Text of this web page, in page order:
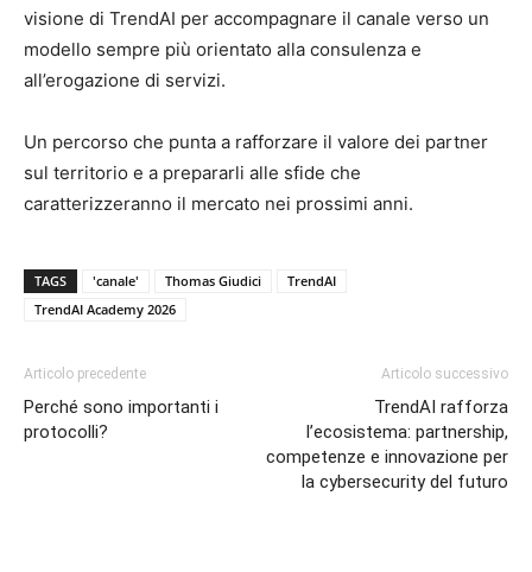
visione di TrendAI per accompagnare il canale verso un
modello sempre più orientato alla consulenza e
all’erogazione di servizi.
Un percorso che punta a rafforzare il valore dei partner
sul territorio e a prepararli alle sfide che
caratterizzeranno il mercato nei prossimi anni.
TAGS 'canale' Thomas Giudici
TrendAI
TrendAI Academy 2026
Articolo precedente
Perché sono importanti i
protocolli?
Articolo successivo
TrendAI rafforza
l’ecosistema: partnership,
competenze e innovazione per
la cybersecurity del futuro